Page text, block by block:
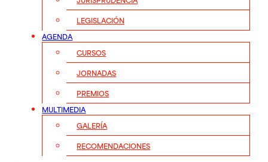
LEGISLACIÓN
AGENDA
CURSOS
JORNADAS
PREMIOS
MULTIMEDIA
GALERÍA
RECOMENDACIONES